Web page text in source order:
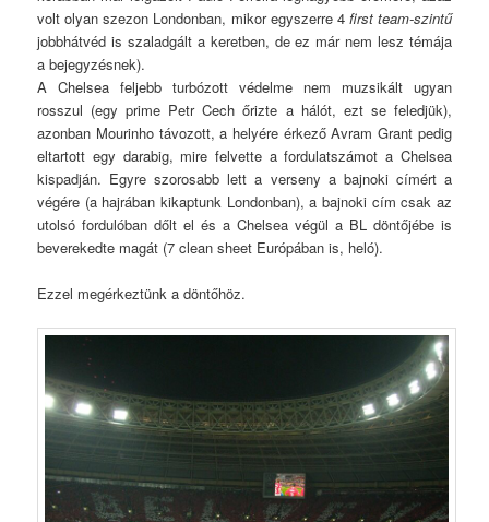
volt olyan szezon Londonban, mikor egyszerre 4 first team-szintű
jobbhátvéd is szaladgált a keretben, de ez már nem lesz témája
a bejegyzésnek).
A Chelsea feljebb turbózott védelme nem muzsikált ugyan
rosszul (egy prime Petr Cech őrizte a hálót, ezt se feledjük),
azonban Mourinho távozott, a helyére érkező Avram Grant pedig
eltartott egy darabig, mire felvette a fordulatszámot a Chelsea
kispadján. Egyre szorosabb lett a verseny a bajnoki címért a
végére (a hajrában kikaptunk Londonban), a bajnoki cím csak az
utolsó fordulóban dőlt el és a Chelsea végül a BL döntőjébe is
beverekedte magát (7 clean sheet Európában is, heló).
Ezzel megérkeztünk a döntőhöz.